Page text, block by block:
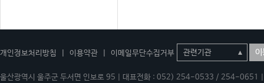
개인정보처리방침 이용약관 이메일무단수집거부 이
울산광역시 울주군 두서면 인보로 95 | 대표전화 : 052) 254-0533 / 254-